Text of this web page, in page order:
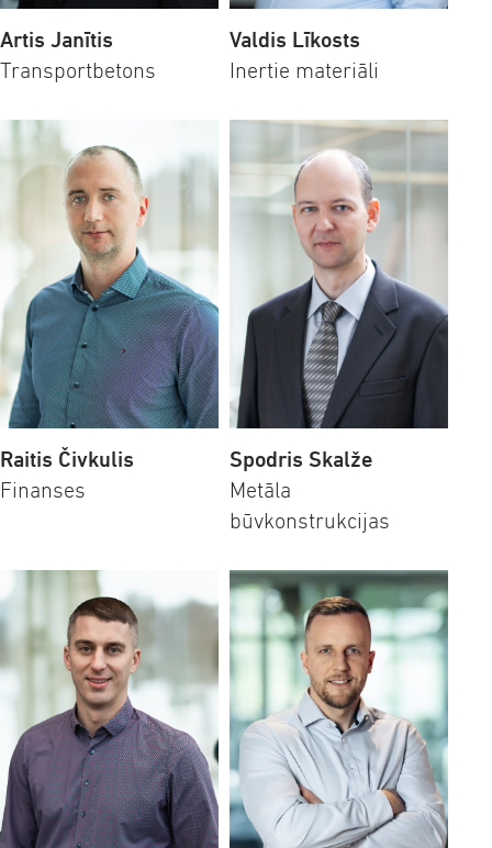
Artis Janītis
Transportbetons
Valdis Līkosts
Inertie materiāli
Raitis Čivkulis
Finanses
Spodris Skalže
Metāla
būvkonstrukcijas